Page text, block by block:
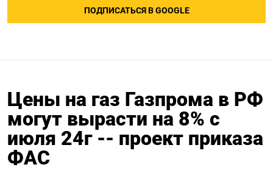
ПОДПИСАТЬСЯ В GOOGLE
Цены на газ Газпрома в РФ
могут вырасти на 8% с
июля 24г -- проект приказа
ФАС